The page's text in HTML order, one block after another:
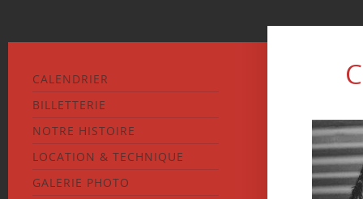
CALENDRIER
BILLETTERIE
NOTRE HISTOIRE
LOCATION & TECHNIQUE
GALERIE PHOTO